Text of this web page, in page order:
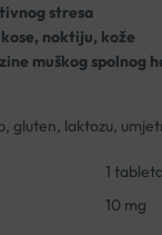
stresa
noktiju, kože
muškog spolnog
gluten, laktozu,
1
10 mg